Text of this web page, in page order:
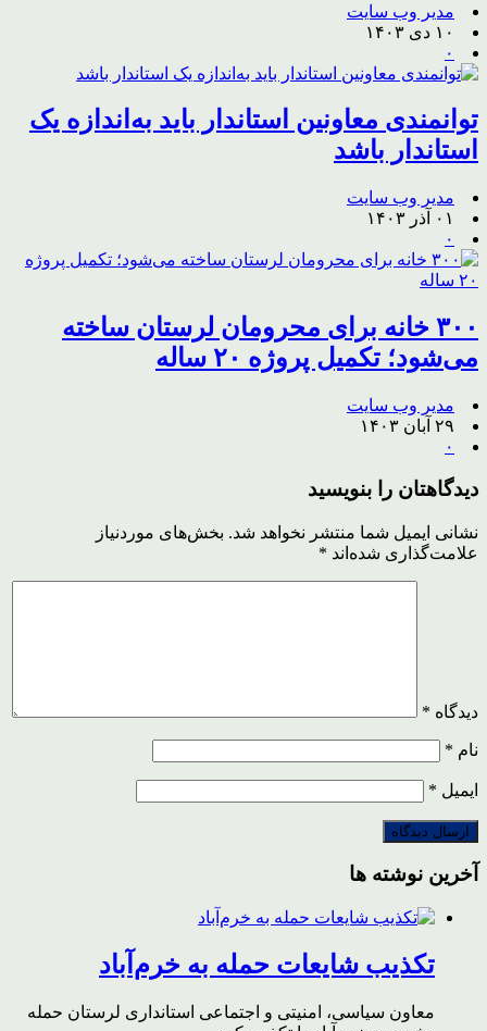
مدیر وب سایت
۱۰ دی ۱۴۰۳
۰
توانمندی معاونین استاندار باید به‌اندازه یک
استاندار باشد
مدیر وب سایت
۰۱ آذر ۱۴۰۳
۰
۳۰۰ خانه برای محرومان لرستان ساخته
می‌شود؛ تکمیل پروژه ۲۰ ساله
مدیر وب سایت
۲۹ آبان ۱۴۰۳
۰
دیدگاهتان را بنویسید
نشانی ایمیل شما منتشر نخواهد شد. بخش‌های موردنیاز
علامت‌گذاری شده‌اند *
دیدگاه *
نام *
ایمیل *
آخرین نوشته ها
تکذیب شایعات حمله به خرم‌آباد
معاون سیاسی، امنیتی و اجتماعی استانداری لرستان حمله